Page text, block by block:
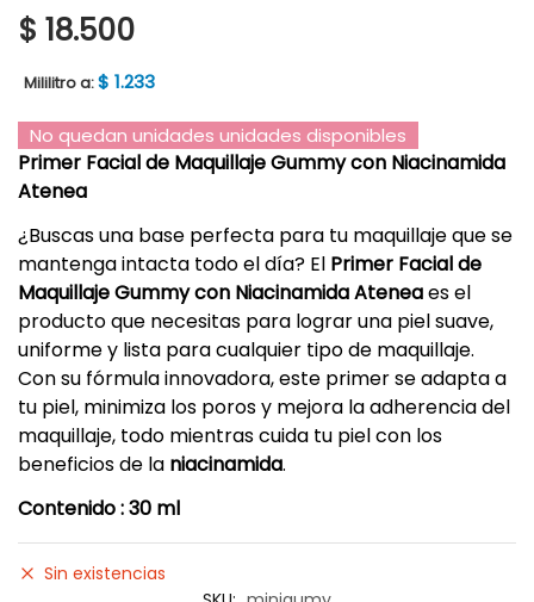
$ 18.500
Mililitro a:$ 1.233
No quedan unidades unidades disponibles
Primer Facial de Maquillaje Gummy con Niacinamida
Atenea
¿Buscas una base perfecta para tu maquillaje que se
mantenga intacta todo el día? El Primer Facial de
Maquillaje Gummy con Niacinamida Ateneaes el
producto que necesitas para lograr una piel suave,
uniforme y lista para cualquier tipo de maquillaje.
Con su fórmula innovadora, este primer se adapta a
tu piel, minimiza los poros y mejora la adherencia del
maquillaje, todo mientras cuida tu piel con los
beneficios de la niacinamida.
Contenido : 30 ml
Sin existencias